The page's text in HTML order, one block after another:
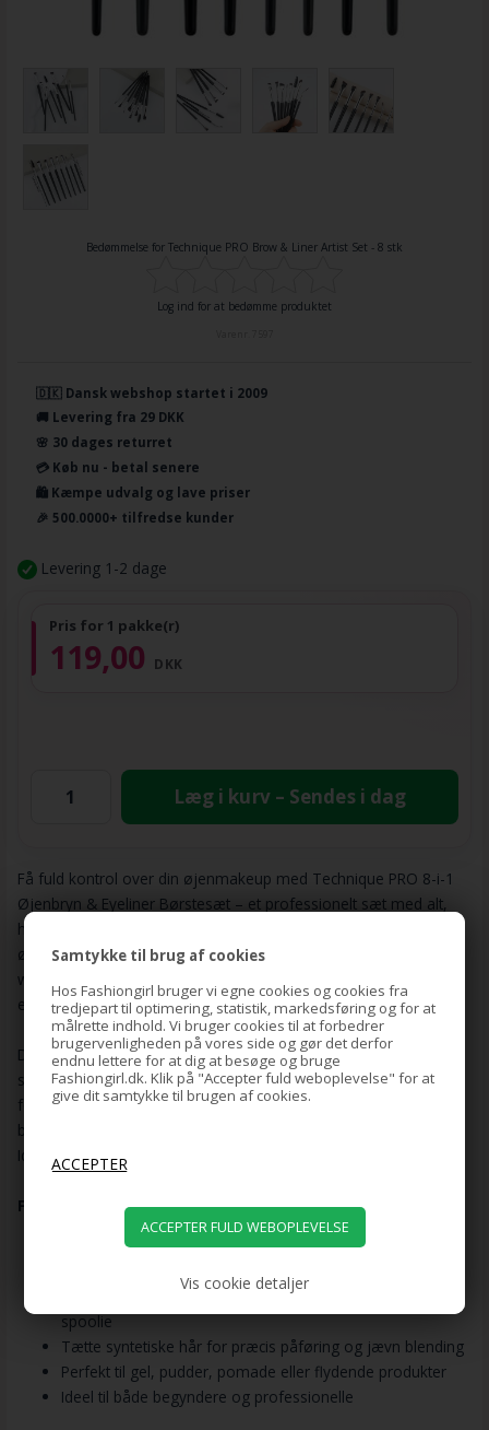
Samtykke til brug af cookies
Hos Fashiongirl bruger vi egne cookies og cookies fra
tredjepart til optimering, statistik, markedsføring og for at
målrette indhold. Vi bruger cookies til at forbedrer
brugervenligheden på vores side og gør det derfor
endnu lettere for at dig at besøge og bruge
Fashiongirl.dk. Klik på "Accepter fuld weboplevelse" for at
give dit samtykke til brugen af cookies.
Vis cookie detaljer
Bedømmelse for Technique PRO Brow & Liner Artist Set - 8 stk
Log ind for at bedømme produktet
🇩🇰 Dansk webshop startet i 2009
🚚 Levering fra 29 DKK
🌸 30 dages returret
💳 Køb nu - betal senere
🛍️ Kæmpe udvalg og lave priser
🎉 500.0000+ tilfredse kunder
Levering 1-2 dage
Pris for 1 pakke(r)
119,00 DKK
Læg i kurv – Sendes i dag
Få fuld kontrol over din øjenmakeup med Technique PRO 8-i-1
Øjenbryn & Eyeliner Børstesæt – et professionelt sæt med alt,
hvad du behøver til perfekte bryn, præcis eyeliner og detaljeret
øjenmakeup. Uanset om du ønsker naturlige bryn eller en skarp
winged liner, giver disse børster dig det præcise værktøj til
ethvert look.
De tætte, syntetiske hår er bløde, fleksible og formfaste, hvilket
sikrer en jævn påføring og perfekt blending uden at miste
formen. Sættet indeholder både flade, skrå og fine spidse
børster samt en spoolie til at forme og redde brynene på plads.
Ideelt til brug med gel, pudder, creme eller pomade.
Fordele:
8 professionelle børster til bryn, liner og detaljeret
Indeholder både skrå, flade og præcisionsbørster +
spoolie
Tætte syntetiske hår for præcis påføring og jævn blending
Perfekt til gel, pudder, pomade eller flydende produkter
Ideel til både begyndere og professionelle